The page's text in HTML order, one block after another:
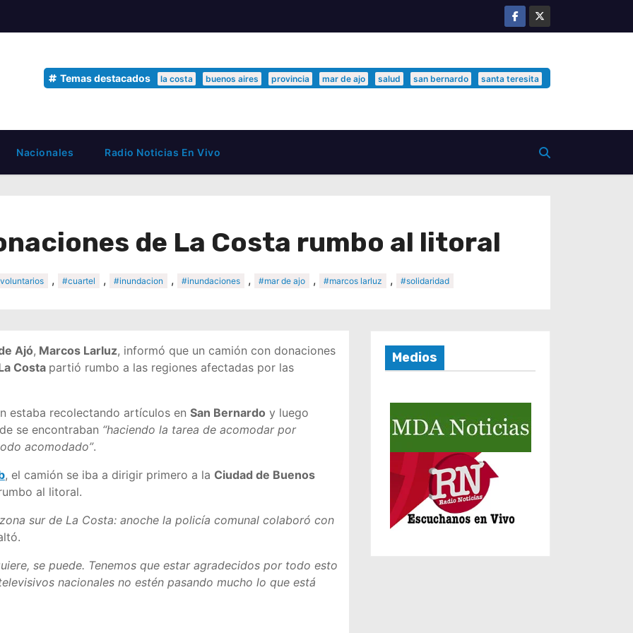
Temas destacados la costa buenos aires provincia mar de ajo salud san bernardo santa teresita
Nacionales Radio Noticias En Vivo
de La Costa rumbo al litoral
, #cuartel , #inundacion , #inundaciones , #mar de ajo , #marcos larluz , #solidaridad
Ajó, Marcos Larluz, informó que un camión con donaciones
Costa partió rumbo a las regiones afectadas por las
estaba recolectando artículos en San Bernardo y luego
se encontraban “haciendo la tarea de acomodar por
acomodado”.
, el camión se iba a dirigir primero a la Ciudad de Buenos
al litoral.
sur de La Costa: anoche la policía comunal colaboró con
se puede. Tenemos que estar agradecidos por todo esto
nacionales no estén pasando mucho lo que está
Medios